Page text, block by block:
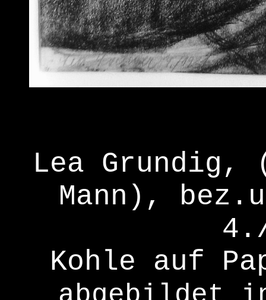
Lea Grundig,
Mann),
Kohle auf